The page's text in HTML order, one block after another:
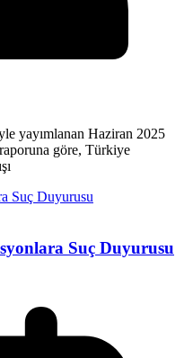
yayımlanan Haziran 2025
göre, Türkiye
Suç Duyurusu